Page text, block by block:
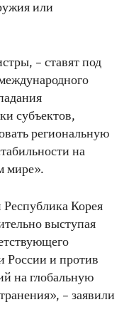
или
– ставят под
субъектов,
региональную
на
мире».
Корея
выступая
России и против
на глобальную
– заявили